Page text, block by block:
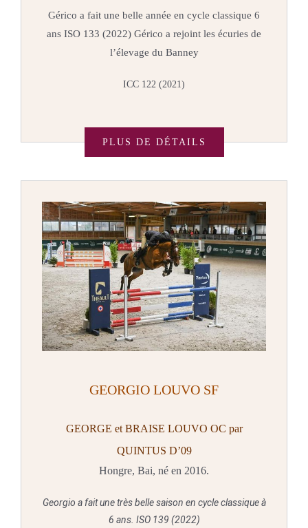
Gérico a fait une belle année en cycle classique 6
ans ISO 133 (2022) Gérico a rejoint les écuries de
l’élevage du Banney
ICC 122 (2021)
PLUS DE DÉTAILS
GEORGIO LOUVO SF
GEORGE et BRAISE LOUVO OC par
QUINTUS D’09
Hongre, Bai, né en 2016.
Georgio a fait une très belle saison en cycle classique à
6 ans. ISO 139 (2022)